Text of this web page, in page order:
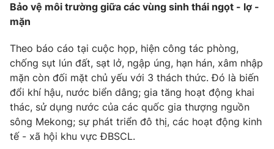
Khán giả
Sao
Du lịch
Chất lượng cuộc sống
Giáo dục
Tuyển sinh
Học trực tuyến
Công nghệ
Hitech Công nghệ tương lai
Sản phẩm
Thị trường
Giao lưu trực tuyến
Lịch phát sóng
Bảo vệ môi trường giữa các vùng sinh thái ngọt - lợ -
mặn
Theo báo cáo tại cuộc họp, hiện công tác phòng,
chống sụt lún đất, sạt lở, ngập úng, hạn hán, xâm nhập
mặn còn đối mặt chủ yếu với 3 thách thức. Đó là biến
đổi khí hậu, nước biển dâng; gia tăng hoạt động khai
thác, sử dụng nước của các quốc gia thượng nguồn
sông Mekong; sự phát triển đô thị, các hoạt động kinh
tế - xã hội khu vực ĐBSCL.